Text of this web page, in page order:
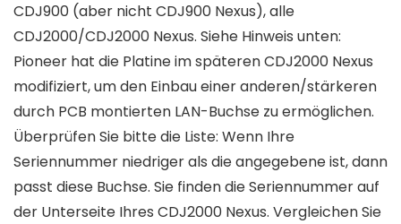
CDJ900 (aber nicht CDJ900 Nexus), alle
CDJ2000/CDJ2000 Nexus. Siehe Hinweis unten:
Pioneer hat die Platine im späteren CDJ2000 Nexus
modifiziert, um den Einbau einer anderen/stärkeren
durch PCB montierten LAN-Buchse zu ermöglichen.
Überprüfen Sie bitte die Liste: Wenn Ihre
Seriennummer niedriger als die angegebene ist, dann
passt diese Buchse. Sie finden die Seriennummer auf
der Unterseite Ihres CDJ2000 Nexus. Vergleichen Sie